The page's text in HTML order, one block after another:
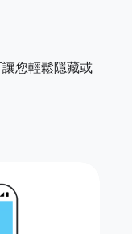
您輕鬆隱藏或